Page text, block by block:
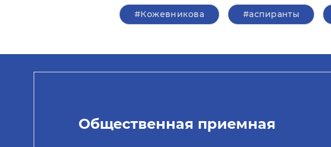
#Кожевникова #аспиранты
Общественная приемная